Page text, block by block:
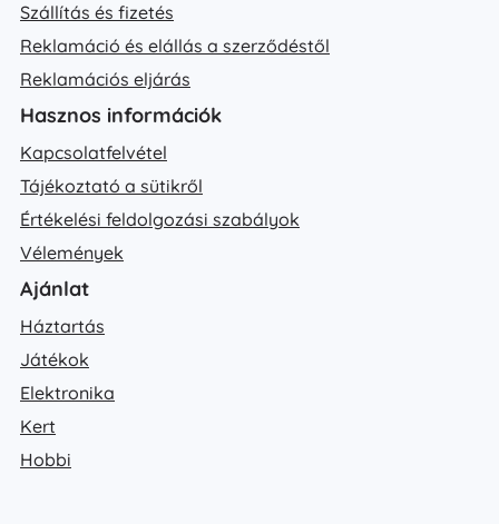
Szállítás és fizetés
Reklamáció és elállás a szerződéstől
Reklamációs eljárás
Hasznos információk
Kapcsolatfelvétel
Tájékoztató a sütikről
Értékelési feldolgozási szabályok
Vélemények
Ajánlat
Háztartás
Játékok
Elektronika
Kert
Hobbi